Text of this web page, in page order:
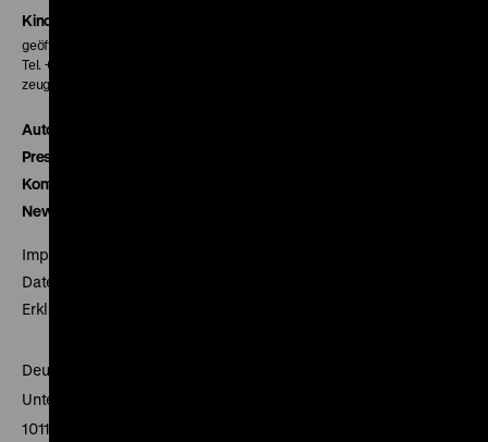
Kinokasse
geöffnet 30 Minuten vor Beginn der ersten Vorstellung
Tel. + 49 30 20304-770
zeughauskino@dhm.de
Autor*innen
Presse
Kontakt
Newsletter
Impressum
Datenschutz
Erklärung digitale Barrierefreiheit
Deutsches Historisches Museum
Unter den Linden 2
10117 Berlin